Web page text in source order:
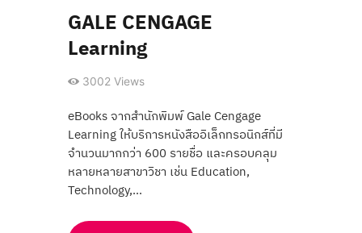
GALE CENGAGE
Learning
3002 Views
eBooks จากสำนักพิมพ์ Gale Cengage
Learning ให้บริการหนังสืออิเล็กทรอนิกส์ที่มี
จำนวนมากกว่า 600 รายชื่อ และครอบคลุม
หลายหลายสาขาวิชา เช่น Education,
Technology,…